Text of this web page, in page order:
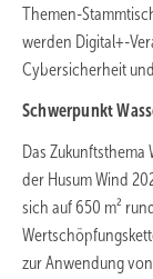
Themen-
werden Digital+-
Cybersicherheit
Schwerpunkt
Das Zukunftsthema
der Husum Wind
sich auf 650 m²
zur Anwendung